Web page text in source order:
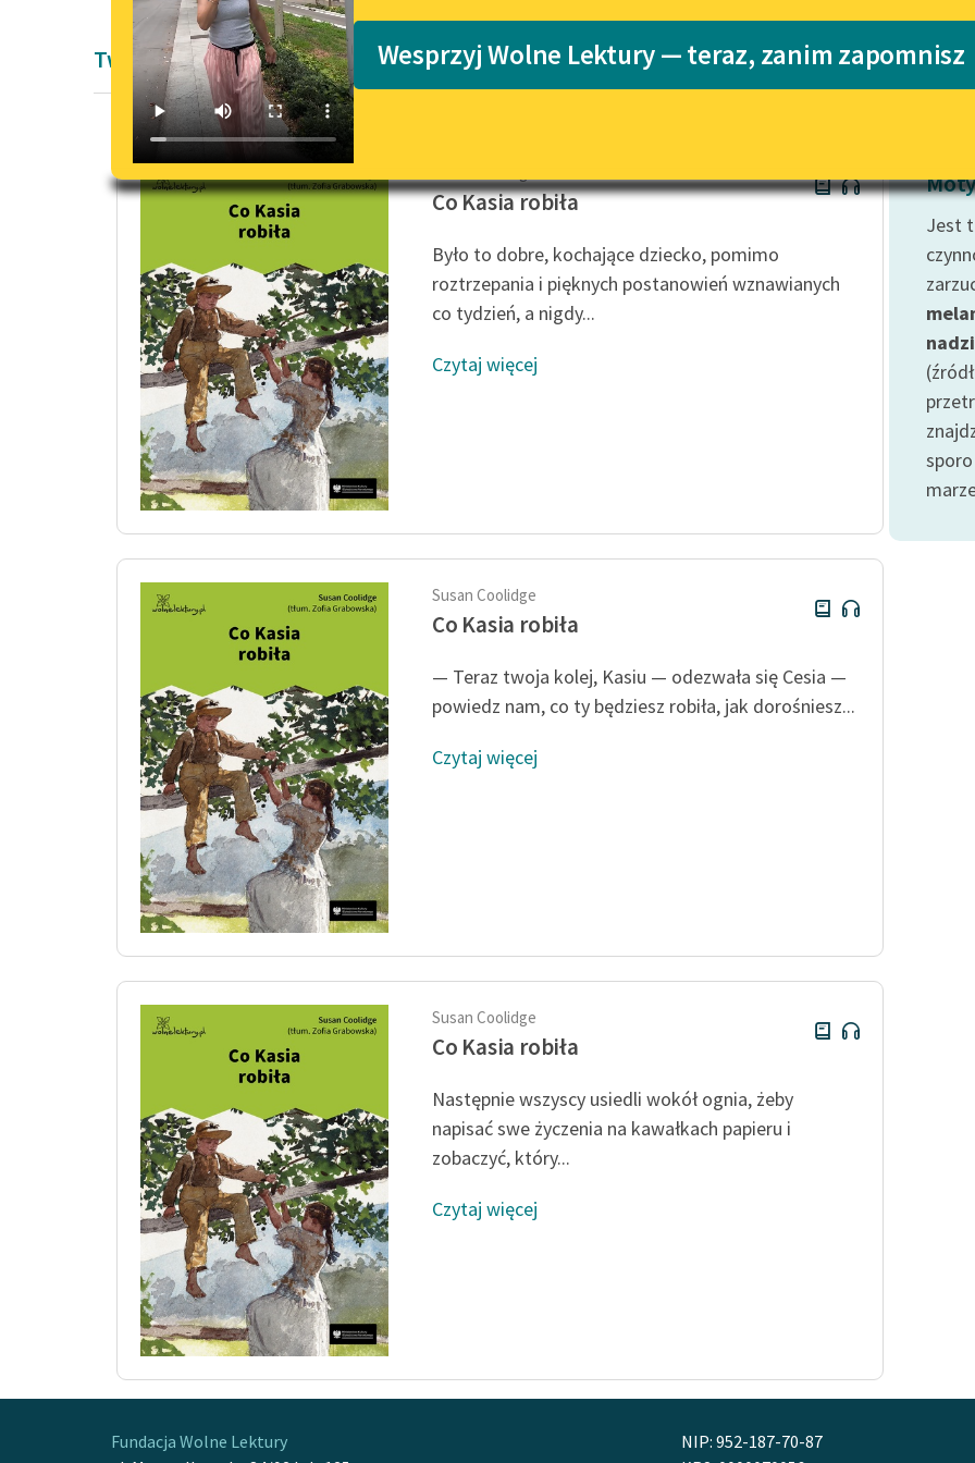
Lektury szkolne i klasyka
literatury do słuchania dla
E-kolekcja lektur szkolnych i
literatury do słuchania dla
niepełnosprawnościami
Feministyczne inspiracje.
Popularyzacja skandynawskiej
Katalog
Katalog w
Wesprzyj Wolne Lektury — teraz, zanim zapomnisz
Twórczość Susan Coolidge
Co Kasia robiła
Było to dobre, kochające dziecko, pomimo
roztrzepania i pięknych postanowień wznawianych
co tydzień, a nigdy...
Czytaj więcej
Susan Coolidge
Co Kasia robiła
— Teraz twoja kolej, Kasiu — odezwała się Cesia —
powiedz nam, co ty będziesz robiła, jak dorośniesz...
Czytaj więcej
Susan Coolidge
Co Kasia robiła
Następnie wszyscy usiedli wokół ognia, żeby
napisać swe życzenia na kawałkach papieru i
zobaczyć, który...
Czytaj więcej
Jest
Fundacja Wolne Lektury
NIP: 952-187-70-87